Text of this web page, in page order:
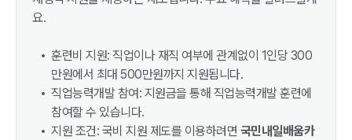
요.
훈련비 지원: 직업이나 재직 여부에 관계없이 1인당 300
만원에서 최대 500만원까지 지원됩니다.
직업능력개발 참여: 지원금을 통해 직업능력개발 훈련에
참여할 수 있습니다.
지원 조건: 국비 지원 제도를 이용하려면 국민내일배움카